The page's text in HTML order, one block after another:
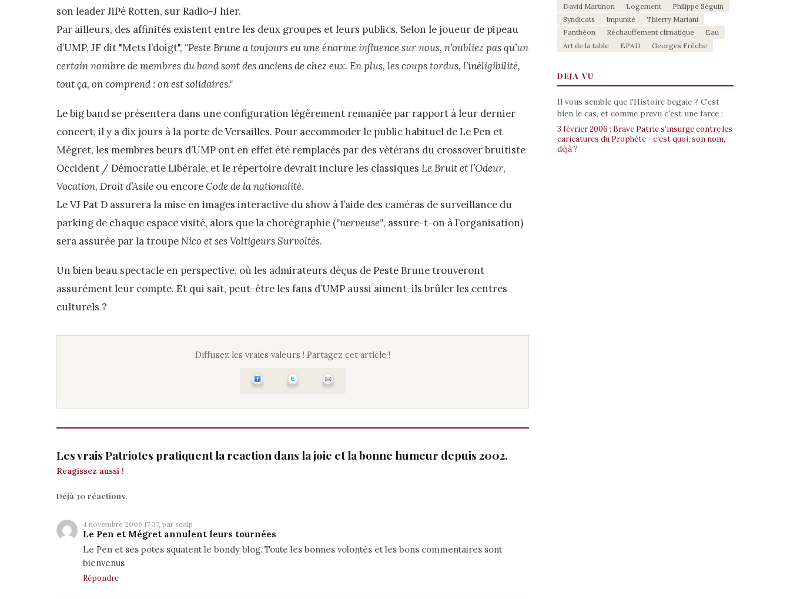
son leader JiPé Rotten, sur Radio-J hier.
Par ailleurs, des affinités existent entre les deux groupes et leurs publics. Selon le joueur de pipeau
d’UMP, JF dit "Mets l’doigt", "Peste Brune a toujours eu une énorme influence sur nous, n’oubliez pas qu’un
certain nombre de membres du band sont des anciens de chez eux. En plus, les coups tordus, l’inéligibilité,
tout ça, on comprend : on est solidaires."
Le big band se présentera dans une configuration légèrement remaniée par rapport à leur dernier
concert, il y a dix jours à la porte de Versailles. Pour accommoder le public habituel de Le Pen et
Mégret, les membres beurs d’UMP ont en effet été remplacés par des vétérans du crossover bruitiste
Occident / Démocratie Libérale, et le répertoire devrait inclure les classiques Le Bruit et l’Odeur,
Vocation, Droit d’Asile ou encoreCode de la nationalité.
Le VJ Pat D assurera la mise en images interactive du show à l’aide des caméras de surveillance du
parking de chaque espace visité, alors que la chorégraphie ("nerveuse", assure-t-on à l’organisation)
sera assurée par la troupeNico et ses Voltigeurs Survoltés.
Un bien beau spectacle en perspective, où les admirateurs déçus de Peste Brune trouveront
assurément leur compte. Et qui sait, peut-être les fans d’UMP aussi aiment-ils brûler les centres
culturels ?
Diffusez les vraies valeurs ! Partagez cet article !
Les vrais Patriotes pratiquent la reaction dans la joie et la bonne humeur depuis 2002.
Reagissez aussi !
Déjà 30 réactions.
4 novembre 2006 17:37, par scalp
Le Pen et Mégret annulent leurs tournées
Le Pen et ses potes squatent le bondy blog. Toute les bonnes volontés et les bons commentaires sont
bienvenus
Répondre
David Martinon
Logement
Philippe Séguin
Syndicats
Impunité
Thierry Mariani
Panthéon
Réchauffement climatique
Eau
Art de la table
EPAD Georges Frêche
DEJA VU
Il vous semble que l'Histoire begaie ? C'est
bien le cas, et comme prevu c'est une farce :
3 février 2006 : Brave Patrie s’insurge contre les
caricatures du Prophète - c’est quoi, son nom,
déjà ?